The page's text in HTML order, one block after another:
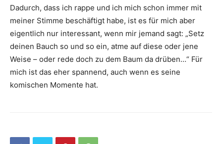
Dadurch, dass ich rappe und ich mich schon immer mit
meiner Stimme beschäftigt habe, ist es für mich aber
eigentlich nur interessant, wenn mir jemand sagt: „Setz
deinen Bauch so und so ein, atme auf diese oder jene
Weise – oder rede doch zu dem Baum da drüben…“ Für
mich ist das eher spannend, auch wenn es seine
komischen Momente hat.